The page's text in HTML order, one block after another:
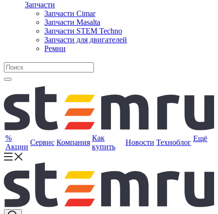
Запчасти
Запчасти Cimar
Запчасти Masalta
Запчасти STEM Techno
Запчасти для двигателей
Ремни
%
Акции
Сервис Компания
Как
купить
Новости Техноблог Ещё